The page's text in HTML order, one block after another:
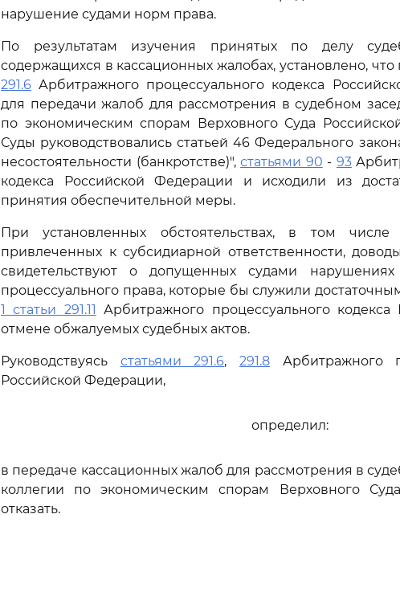
нарушение судами норм права.
По результатам изучения принятых по делу
содержащихся в кассационных жалобах, установлено,
291.6 Арбитражного процессуального кодекса
для передачи жалоб для рассмотрения в судебном
по экономическим спорам Верховного Суда
Суды руководствовались статьей 46 Федерального
несостоятельности (банкротстве)",статьями 90 - 93
кодекса Российской Федерации и исходили из
принятия обеспечительной меры.
При установленных обстоятельствах, в том
привлеченных к субсидиарной ответственности,
свидетельствуют о допущенных судами
процессуального права, которые бы служили
1 статьи 291.11 Арбитражного процессуального
отмене обжалуемых судебных актов.
Руководствуясь статьями 291.6,291.8 Арбитражного
Российской Федерации,
определил:
в передаче кассационных жалоб для рассмотрения в
коллегии по экономическим спорам Верховного
отказать.